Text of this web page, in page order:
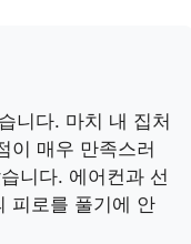
니다. 마치 내 집처
이 매우 만족스러
니다. 에어컨과 선
피로를 풀기에 안